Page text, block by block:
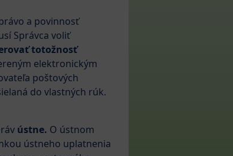
a povinnosť
Správca voliť
totožnosť
elektronickým
poštových
do vlastných rúk.
ústne. O ústnom
ústneho uplatnenia